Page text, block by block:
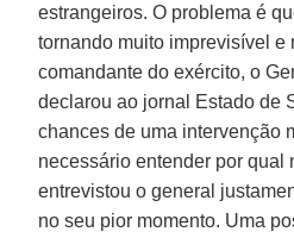
estrangeiros. O problema é
tornando muito imprevisível e
comandante do exército, o
declarou ao jornal Estado de
chances de uma intervenção
necessário entender por qual
entrevistou o general
no seu pior momento. Uma